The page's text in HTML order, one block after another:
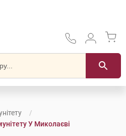
У Миколаєві